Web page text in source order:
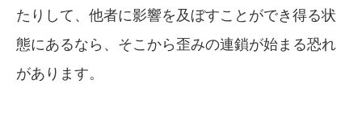
たりして、他者に影響を及ぼすことができ得る状
態にあるなら、そこから歪みの連鎖が始まる恐れ
があります。